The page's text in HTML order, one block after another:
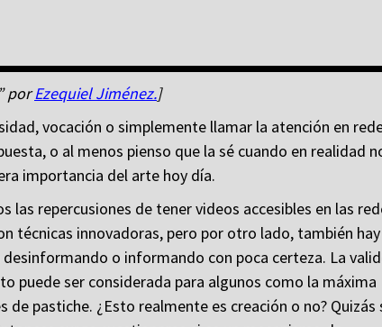
porEzequiel Jiménez.]
vocación o simplemente llamar la atención en
o al menos pienso que la sé cuando en realidad
importancia del arte hoy día.
las repercusiones de tener videos accesibles en las
técnicas innovadoras, pero por otro lado, también hay
o informando con poca certeza. La
puede ser considerada para algunos como la máxima
pastiche. ¿Esto realmente es creación o no? Quizás